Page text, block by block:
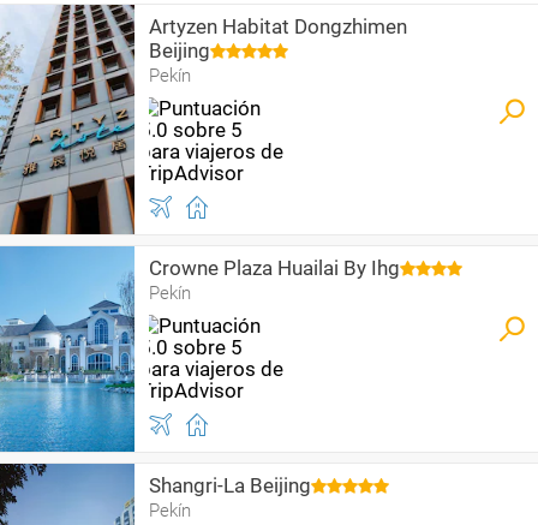
Artyzen Habitat Dongzhimen
Beijing
Pekín
Crowne Plaza Huailai By Ihg
Pekín
Shangri-La Beijing
Pekín